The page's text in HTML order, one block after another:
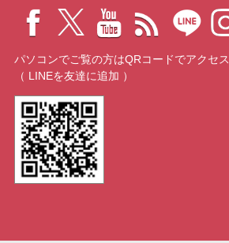
パソコンでご覧の方はQRコードでアクセス
（ LINEを友達に追加 ）